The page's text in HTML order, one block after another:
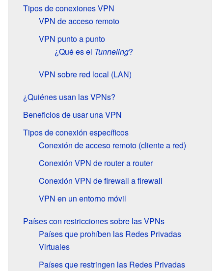
Tipos de conexiones VPN
VPN de acceso remoto
VPN punto a punto
¿Qué es el Tunneling?
VPN sobre red local (LAN)
¿Quiénes usan las VPNs?
Beneficios de usar una VPN
Tipos de conexión específicos
Conexión de acceso remoto (cliente a red)
Conexión VPN de router a router
Conexión VPN de firewall a firewall
VPN en un entorno móvil
Países con restricciones sobre las VPNs
Países que prohíben las Redes Privadas
Virtuales
Países que restringen las Redes Privadas